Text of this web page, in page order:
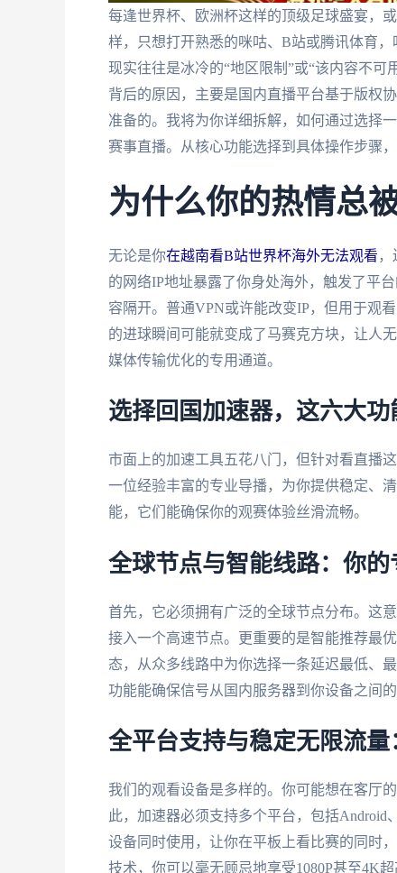
每逢世界杯、欧洲杯这样的顶级足球盛宴，
样，只想打开熟悉的咪咕、B站或腾讯体育
现实往往是冰冷的“地区限制”或“该内容不
背后的原因，主要是国内直播平台基于版权
准备的。我将为你详细拆解，如何通过选择
赛事直播。从核心功能选择到具体操作步骤，
为什么你的热情总
无论是你在越南看B站世界杯海外无法观看 ，
的网络IP地址暴露了你身处海外，触发了平
容隔开。普通VPN或许能改变IP，但用于观
的进球瞬间可能就变成了马赛克方块，让人
媒体传输优化的专用通道。
选择回国加速器，这六大功
市面上的加速工具五花八门，但针对看直播
一位经验丰富的专业导播，为你提供稳定、
能，它们能确保你的观赛体验丝滑流畅。
全球节点与智能线路：你
首先，它必须拥有广泛的全球节点分布。这
接入一个高速节点。更重要的是智能推荐最
态，从众多线路中为你选择一条延迟最低、
功能能确保信号从国内服务器到你设备之间
全平台支持与稳定无限流
我们的观看设备是多样的。你可能想在客厅
此，加速器必须支持多个平台，包括Android
设备同时使用，让你在平板上看比赛的同时
技术，你可以毫无顾忌地享受1080P甚至4K